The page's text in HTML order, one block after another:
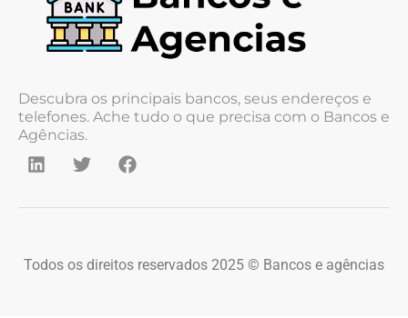
Descubra os principais bancos, seus endereços e
telefones. Ache tudo o que precisa com o Bancos e
Agências.
Todos os direitos reservados 2025 © Bancos e agências